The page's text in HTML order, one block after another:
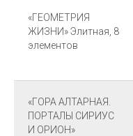
«ГЕОМЕТРИЯ
ЖИЗНИ» Элитная, 8
элементов
«ГОРА АЛТАРНАЯ.
ПОРТАЛЫ СИРИУС
И ОРИОН»